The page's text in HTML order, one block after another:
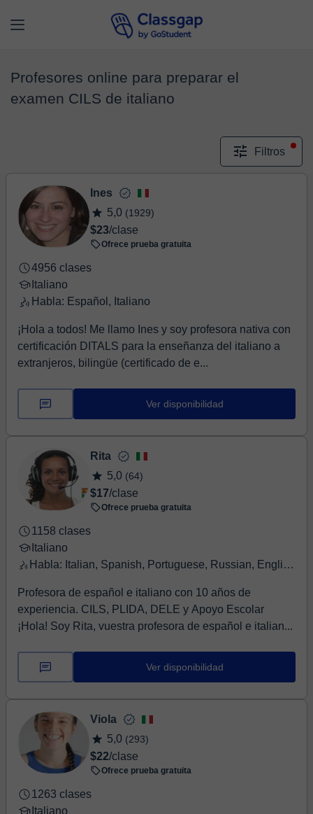
Profesores online para preparar el
examen CILS de italiano
Filtros
Ines
5,0 (1929)
$23/clase
Ofrece prueba gratuita
4956 clases
Italiano
Habla: Español, Italiano
¡Hola a todos! Me llamo Ines y soy profesora nativa con
certificación DITALS para la enseñanza del italiano a
extranjeros, bilingüe (certificado de e...
Ver disponibilidad
Rita
5,0 (64)
$17/clase
Ofrece prueba gratuita
1158 clases
Italiano
Habla: Italian, Spanish, Portuguese, Russian, English, French
Profesora de español e italiano con 10 años de
experiencia. CILS, PLIDA, DELE y Apoyo Escolar
¡Hola! Soy Rita, vuestra profesora de español e italian...
Ver disponibilidad
Viola
5,0 (293)
$22/clase
Ofrece prueba gratuita
1263 clases
Italiano